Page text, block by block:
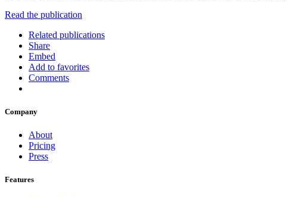
Read the publication
Related publications
Share
Embed
Add to favorites
Comments
Company
About
Pricing
Press
Features